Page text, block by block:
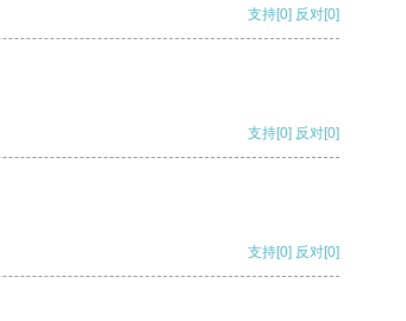
支持[0] 反对[0]
支持[0] 反对[0]
支持[0] 反对[0]